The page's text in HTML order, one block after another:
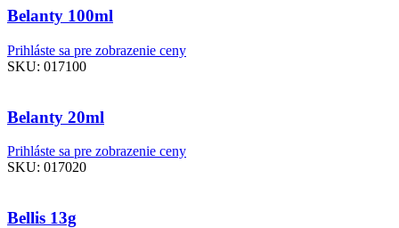
Belanty 100ml
Prihláste sa pre zobrazenie ceny
SKU: 017100
Belanty 20ml
Prihláste sa pre zobrazenie ceny
SKU: 017020
Bellis 13g